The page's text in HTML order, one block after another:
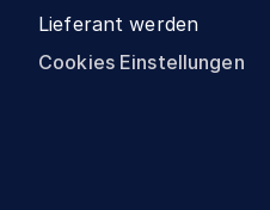
Lieferant werden
Cookies Einstellungen